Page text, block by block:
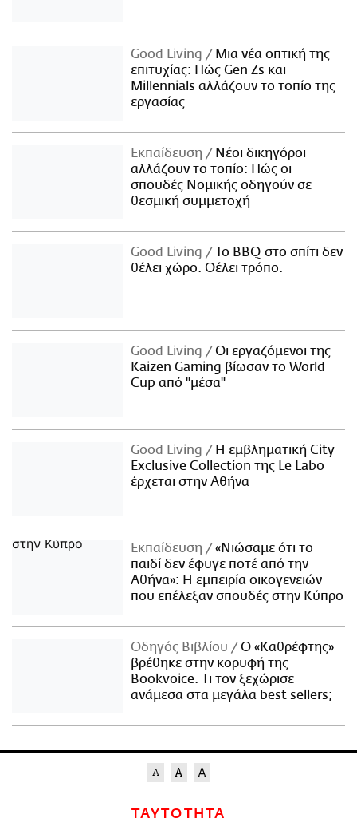
Good Living
Μια νέα οπτική της
επιτυχίας: Πώς Gen Zs και
Millennials αλλάζουν το τοπίο της
εργασίας
Εκπαίδευση
Νέοι δικηγόροι
αλλάζουν το τοπίο: Πώς οι
σπουδές Νομικής οδηγούν σε
θεσμική συμμετοχή
Good Living
Το BBQ στο σπίτι δεν
θέλει χώρο. Θέλει τρόπο.
Good Living
Οι εργαζόμενοι της
Kaizen Gaming βίωσαν το World
Cup από "μέσα"
Good Living
Η εμβληματική City
Exclusive Collection της Le Labo
έρχεται στην Αθήνα
Εκπαίδευση
«Νιώσαμε ότι το
παιδί δεν έφυγε ποτέ από την
Αθήνα»: Η εμπειρία οικογενειών
που επέλεξαν σπουδές στην Κύπρο
Οδηγός Βιβλίου
Ο «Καθρέφτης»
βρέθηκε στην κορυφή της
Bookvoice. Τι τον ξεχώρισε
ανάμεσα στα μεγάλα best sellers;
ΤΑΥΤΟΤΗΤΑ